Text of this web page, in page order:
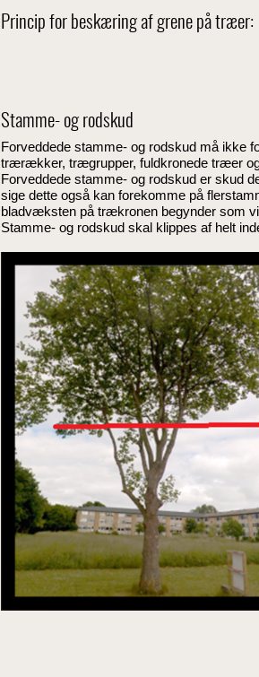
Princip for beskæring af grene på træer:
Stamme- og rodskud
Forveddede stamme- og rodskud må ikke
trærækker, trægrupper, fuldkronede træer
Forveddede stamme- og rodskud er skud
sige dette også kan forekomme på
bladvæksten på trækronen begynder som
Stamme- og rodskud skal klippes af helt